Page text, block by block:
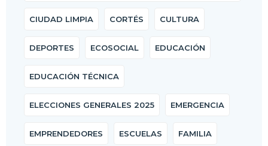
CIUDAD LIMPIA CORTÉS CULTURA
DEPORTES ECOSOCIAL EDUCACIÓN
EDUCACIÓN TÉCNICA
ELECCIONES GENERALES 2025 EMERGENCIA
EMPRENDEDORES ESCUELAS FAMILIA